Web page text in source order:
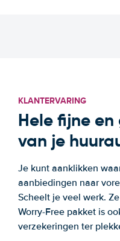
KLANTERVARING
Hele fijne
van je
Je kunt aanklikken
aanbiedingen naar
Scheelt je veel werk.
Worry-Free pakket is
verzekeringen ter